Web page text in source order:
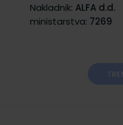
Nakladnik: ALFA d.d.
ministarstva: 7269